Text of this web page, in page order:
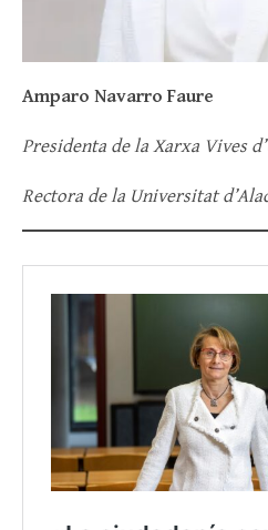
Amparo Navarro Faure
Presidenta de la Xarxa Vives
Rectora de la Universitat